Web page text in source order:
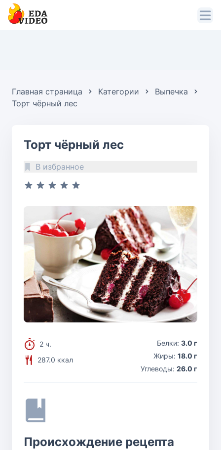
Главная страница Категории
Выпечка
Торт чёрный лес
Торт чёрный лес
В избранное
2 ч.
287.0 ккал
Белки: 3.0 г
Жиры: 18.0 г
Углеводы: 26.0 г
Происхождение рецепта